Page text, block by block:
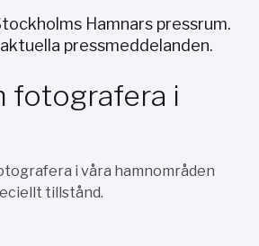
Hamnars pressrum.
pressmeddelanden.
fotografera i
i våra hamnområden
tillstånd.